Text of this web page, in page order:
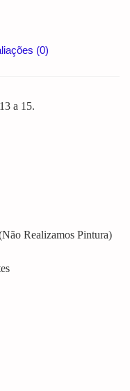
(0)
a 15.
Realizamos Pintura)